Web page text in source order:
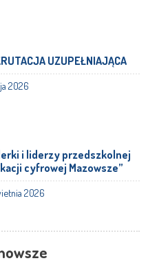
UZUPEŁNIAJĄCA
2026
i liderzy przedszkolnej
cyfrowej Mazowsze”
2026